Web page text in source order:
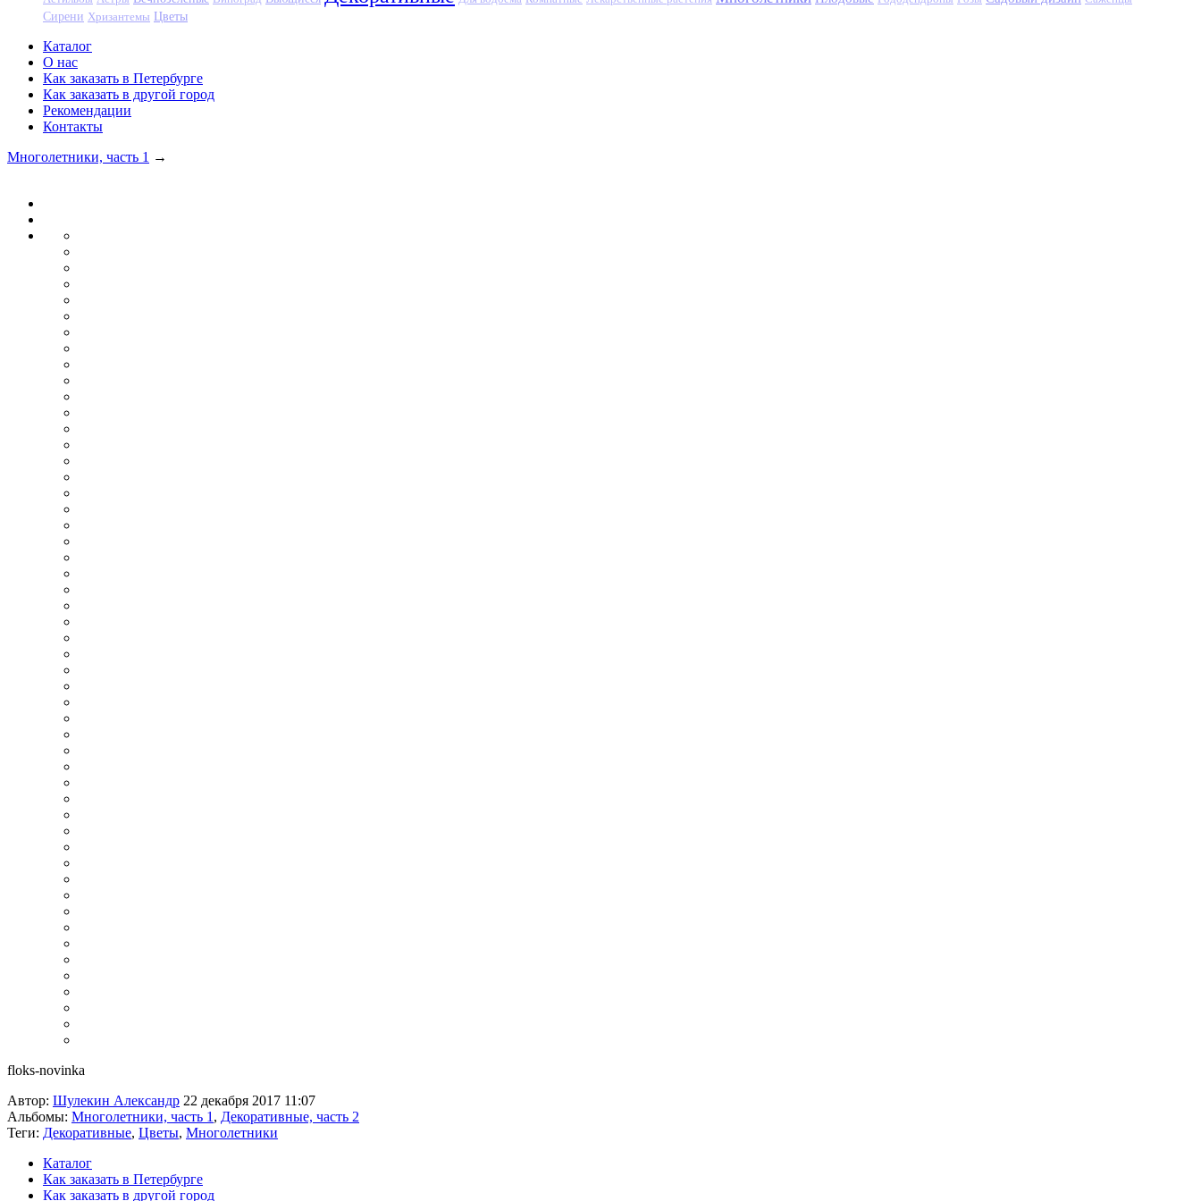
Сирени Хризантемы Цветы
Каталог
О нас
Как заказать в Петербурге
Как заказать в другой город
Рекомендации
Контакты
Многолетники, часть 1 →
floks-novinka
Автор: Шулекин Александр 22 декабря 2017 11:07
Альбомы: Многолетники, часть 1 , Декоративные, часть 2
Теги: Декоративные, Цветы, Многолетники
Каталог
Как заказать в Петербурге
Как заказать в другой город